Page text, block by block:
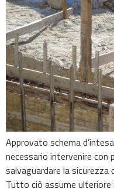
Approvato schema
necessario intervenire con
salvaguardare la sicurezza
Tutto ciò assume